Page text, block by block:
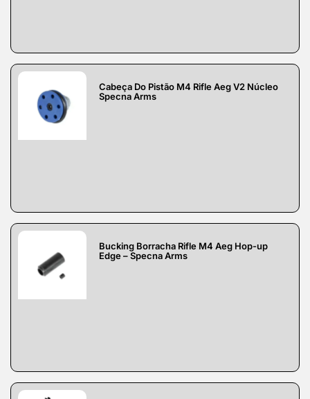
Cabeça Do Pistão M4 Rifle Aeg V2 Núcleo
Specna Arms
Bucking Borracha Rifle M4 Aeg Hop-up
Edge – Specna Arms